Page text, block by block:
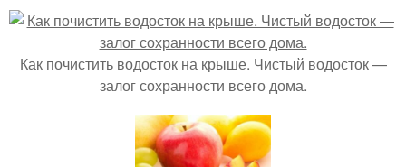
Как почистить водосток на крыше. Чистый водосток —
залог сохранности всего дома.